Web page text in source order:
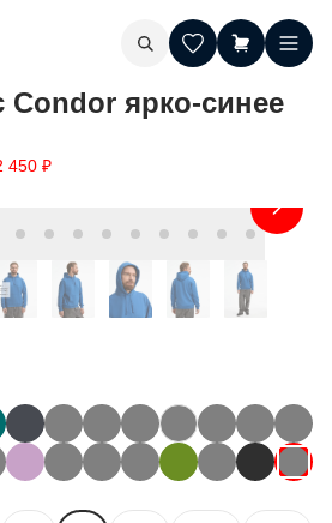
Condor ярко-синее
450 ₽